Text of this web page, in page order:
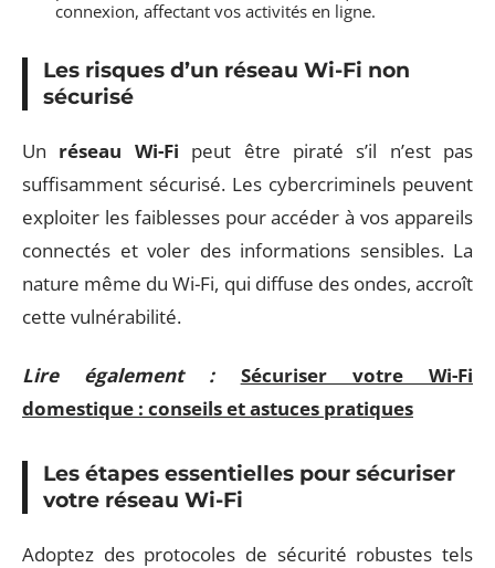
connexion, affectant vos activités en ligne.
Les risques d’un réseau Wi-Fi non
sécurisé
Un réseau Wi-Fi peut être piraté s’il n’est pas
suffisamment sécurisé. Les cybercriminels peuvent
exploiter les faiblesses pour accéder à vos appareils
connectés et voler des informations sensibles. La
nature même du Wi-Fi, qui diffuse des ondes, accroît
cette vulnérabilité.
Lire également :
Sécuriser votre Wi-Fi
domestique : conseils et astuces pratiques
Les étapes essentielles pour sécuriser
votre réseau Wi-Fi
Adoptez des protocoles de sécurité robustes tels